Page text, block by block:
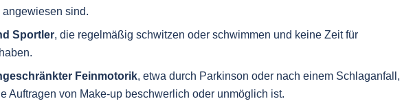
sind.
Sportler, die regelmäßig schwitzen oder schwimmen und keine Zeit für
Feinmotorik, etwa durch Parkinson oder nach einem Schlaganfall,
Auftragen von Make-up beschwerlich oder unmöglich ist.